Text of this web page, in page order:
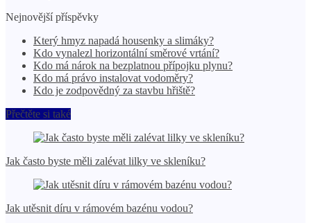
Nejnovější příspěvky
Který hmyz napadá housenky a slimáky?
Kdo vynalezl horizontální směrové vrtání?
Kdo má nárok na bezplatnou přípojku plynu?
Kdo má právo instalovat vodoměry?
Kdo je zodpovědný za stavbu hřiště?
Přečtěte si také
Jak často byste měli zalévat lilky ve skleníku?
Jak utěsnit díru v rámovém bazénu vodou?